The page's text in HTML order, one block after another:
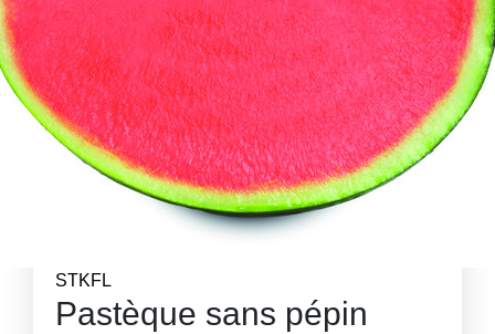
STKFL
Pastèque sans pépin